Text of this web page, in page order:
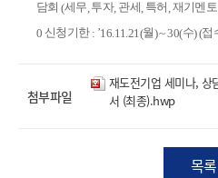
담회 (세무,투자, 관세, 특허 ,재기멘
0 신청기한: ’16.11.21(월) ~ 30(수) (접
첨부파일
재도전기업 세미나, 상
서 (최종).hwp
목록